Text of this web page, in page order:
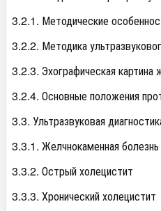
3.2.1. Методические
3.2.2. Методика
3.2.3. Эхографическая картина
3.2.4. Основные положения
3.3. Ультразвуковая
3.3.1. Желчнокаменная болезнь
3.3.2. Острый холецистит
3.3.3. Хронический холецистит